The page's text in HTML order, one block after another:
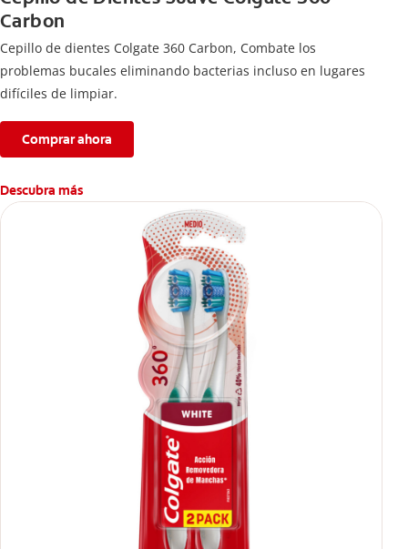
Carbon
Cepillo de dientes Colgate 360 ​​Carbon, Combate los
problemas bucales eliminando bacterias incluso en lugares
difíciles de limpiar.
Comprar ahora
Descubra más